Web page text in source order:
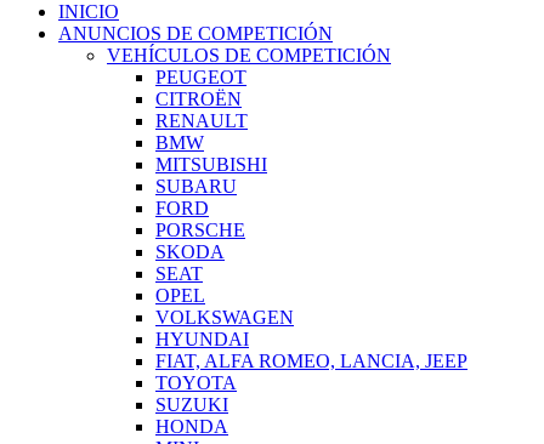
INICIO
ANUNCIOS DE COMPETICIÓN
VEHÍCULOS DE COMPETICIÓN
PEUGEOT
CITROËN
RENAULT
BMW
MITSUBISHI
SUBARU
FORD
PORSCHE
SKODA
SEAT
OPEL
VOLKSWAGEN
HYUNDAI
FIAT, ALFA ROMEO, LANCIA, JEEP
TOYOTA
SUZUKI
HONDA